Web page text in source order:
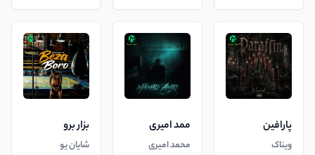
پارافین
ویناک
ممد امیری
محمد امیری
بزار برو
شایان یو